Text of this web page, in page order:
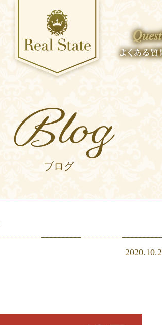
Blog
ブログ
2020.10.2